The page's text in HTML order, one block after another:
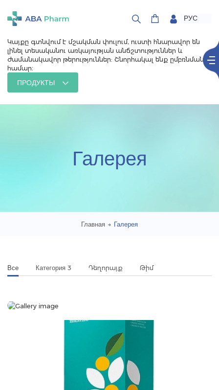
РУС
Կայքը գտնվում է մշակման փուլում, ուստի հնարավոր են
լինել տեսականու առկայության անճշտություններ և
ժամանակավոր թերություններ: Շնորհակալ ենք ըմբռնման
համար։
ПРОДУКТЫ
Галерея
Главная → Галерея
Все Категория 3 Դեղորայք Թիմ